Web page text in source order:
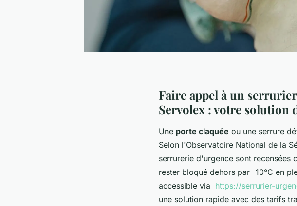
Faire appel à un
Servolex : votre solution
Une porte claquée ou une serrure
Selon l'Observatoire National de la
serrurerie d'urgence sont recensées
rester bloqué dehors par -10°C en
accessible via https://serrurier-
une solution rapide avec des tarifs